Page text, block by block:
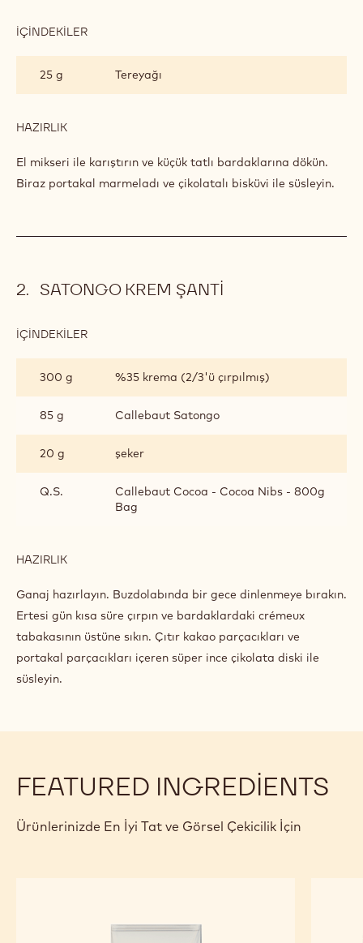
İÇINDEKILER
CRÉMEUX
25 g Tereyağı
HAZIRLIK
PÜRELI
El mikseri ile karıştırın ve küçük tatlı bardaklarına dökün.
Biraz portakal marmeladı ve çikolatalı bisküvi ile süsleyin.
SATONGO KREM ŞANTI
İÇINDEKILER
ŞANTI
300 g %35 krema (2/3'ü çırpılmış)
85 g Callebaut Satongo
20 g şeker
Q.S.
Callebaut Cocoa - Cocoa Nibs - 800g
Bag
HAZIRLIK
KREM
ŞANTI
Ganaj hazırlayın. Buzdolabında bir gece dinlenmeye bırakın.
Ertesi gün kısa süre çırpın ve bardaklardaki crémeux
tabakasının üstüne sıkın. Çıtır kakao parçacıkları ve
portakal parçacıkları içeren süper ince çikolata diski ile
süsleyin.
FEATURED INGREDIENTS
Ürünlerinizde En İyi Tat ve Görsel Çekicilik İçin